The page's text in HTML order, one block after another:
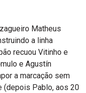
Matheus
a linha
recuou Vitinho e
e Agustín
a marcação sem
(depois Pablo, aos 20